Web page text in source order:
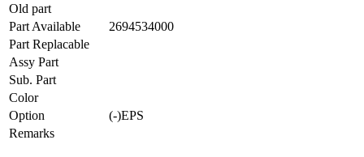
Old part
Part Available
2694534000
Part Replacable
Assy Part
Sub. Part
Color
Option
(-)EPS
Remarks